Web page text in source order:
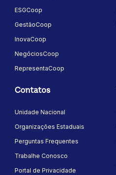
ESGCoop
GestãoCoop
InovaCoop
NegóciosCoop
RepresentaCoop
Contatos
Unidade Nacional
Organizações Estaduais
Perguntas Frequentes
Trabalhe Conosco
Portal de Privacidade